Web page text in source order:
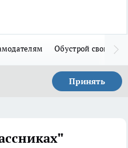
Обустрой свой дом
Принять